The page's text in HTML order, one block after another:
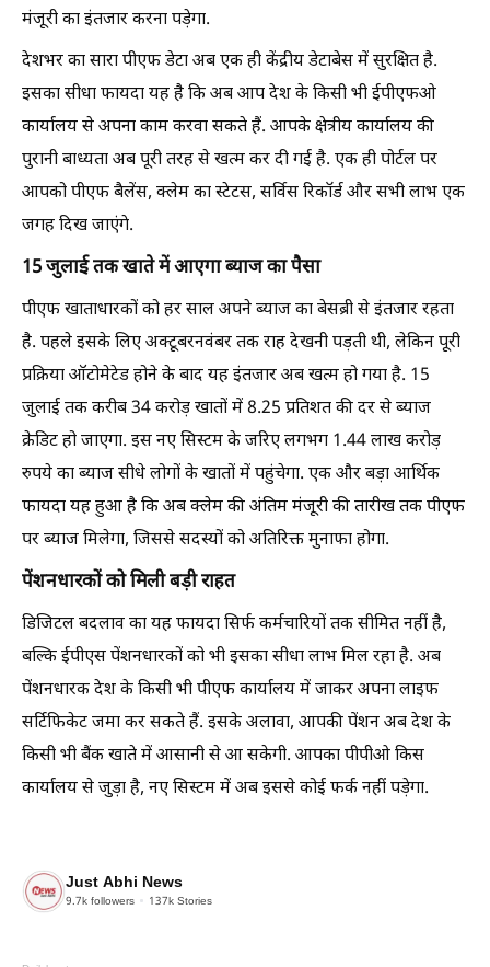
मंजूरी का इंतजार करना पड़ेगा.
देशभर का सारा पीएफ डेटा अब एक ही केंद्रीय डेटाबेस में सुरक्षित है.
इसका सीधा फायदा यह है कि अब आप देश के किसी भी ईपीएफओ
कार्यालय से अपना काम करवा सकते हैं. आपके क्षेत्रीय कार्यालय की
पुरानी बाध्यता अब पूरी तरह से खत्म कर दी गई है. एक ही पोर्टल पर
आपको पीएफ बैलेंस, क्लेम का स्टेटस, सर्विस रिकॉर्ड और सभी लाभ एक
जगह दिख जाएंगे.
15 जुलाई तक खाते में आएगा ब्याज का पैसा
पीएफ खाताधारकों को हर साल अपने ब्याज का बेसब्री से इंतजार रहता
है. पहले इसके लिए अक्टूबरनवंबर तक राह देखनी पड़ती थी, लेकिन पूरी
प्रक्रिया ऑटोमेटेड होने के बाद यह इंतजार अब खत्म हो गया है. 15
जुलाई तक करीब 34 करोड़ खातों में 8.25 प्रतिशत की दर से ब्याज
क्रेडिट हो जाएगा. इस नए सिस्टम के जरिए लगभग 1.44 लाख करोड़
रुपये का ब्याज सीधे लोगों के खातों में पहुंचेगा. एक और बड़ा आर्थिक
फायदा यह हुआ है कि अब क्लेम की अंतिम मंजूरी की तारीख तक पीएफ
पर ब्याज मिलेगा, जिससे सदस्यों को अतिरिक्त मुनाफा होगा.
पेंशनधारकों को मिली बड़ी राहत
डिजिटल बदलाव का यह फायदा सिर्फ कर्मचारियों तक सीमित नहीं है,
बल्कि ईपीएस पेंशनधारकों को भी इसका सीधा लाभ मिल रहा है. अब
पेंशनधारक देश के किसी भी पीएफ कार्यालय में जाकर अपना लाइफ
सर्टिफिकेट जमा कर सकते हैं. इसके अलावा, आपकी पेंशन अब देश के
किसी भी बैंक खाते में आसानी से आ सकेगी. आपका पीपीओ किस
कार्यालय से जुड़ा है, नए सिस्टम में अब इससे कोई फर्क नहीं पड़ेगा.
Just Abhi News
9.7k followers 137k Stories